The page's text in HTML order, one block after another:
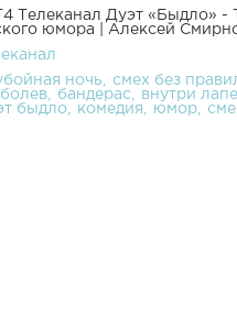
Телеканал Дуэт «Быдло» -
юмора | Алексей
ночь смех без
бандерас внутри
быдло комедия юмор